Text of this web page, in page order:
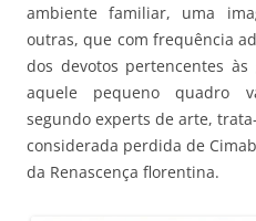
ambiente familiar, uma
outras, que com frequência
dos devotos pertencentes
aquele pequeno quadro
segundo experts de arte,
considerada perdida de
da Renascença florentina.